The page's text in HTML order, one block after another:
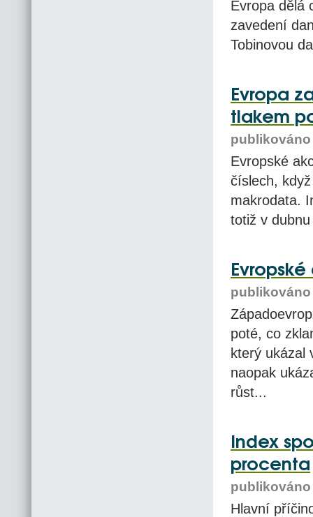
Evropa dělá
zavedení
Tobinovou
Evropa
tlakem
publikováno
Evropské
číslech,
makrodata.
totiž v
publikováno
poté, co
který ukázal
naopak
růst...
Index
procenta
publikováno
Hlavní